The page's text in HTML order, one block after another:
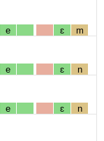
e ɛ m
e ɛ n
e ɛ n